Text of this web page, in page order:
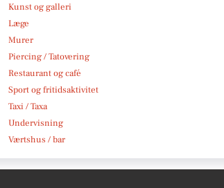
Kunst og galleri
Læge
Murer
Piercing / Tatovering
Restaurant og café
Sport og fritidsaktivitet
Taxi / Taxa
Undervisning
Værtshus / bar